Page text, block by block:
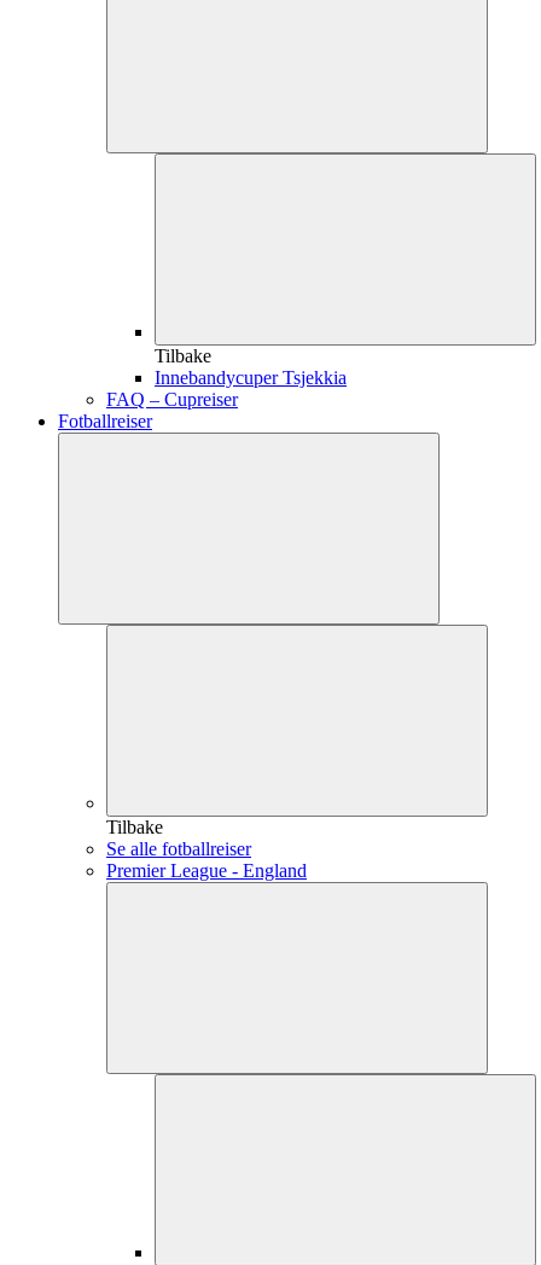
Tilbake
Innebandycuper Tsjekkia
FAQ – Cupreiser
Fotballreiser
Tilbake
Se alle fotballreiser
Premier League - England